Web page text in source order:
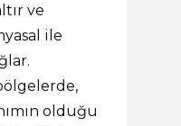
ve
ile
olduğu